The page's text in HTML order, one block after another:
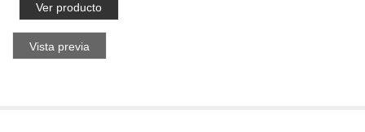
Ver producto
Vista previa